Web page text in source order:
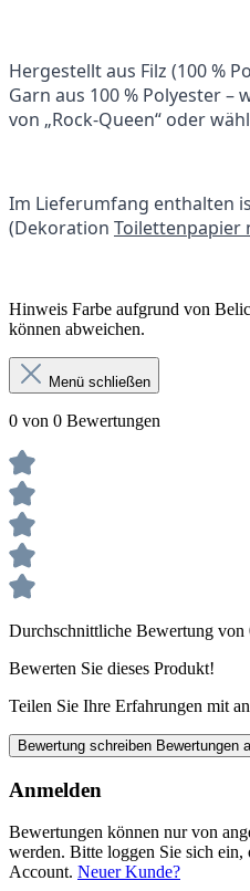
Hergestellt aus Filz (100 %
Garn aus 100 % Polyester –
von „Rock-Queen“ oder
Im Lieferumfang enthalten
(Dekoration Toilettenpapier
Hinweis Farbe aufgrund von
können abweichen.
Menü schließen
0 von 0 Bewertungen
Durchschnittliche Bewertung von
Bewerten Sie dieses Produkt!
Teilen Sie Ihre Erfahrungen mit
Bewertung schreiben Bewertungen
Anmelden
Bewertungen können nur von
werden. Bitte loggen Sie sich ein,
Account. Neuer Kunde?